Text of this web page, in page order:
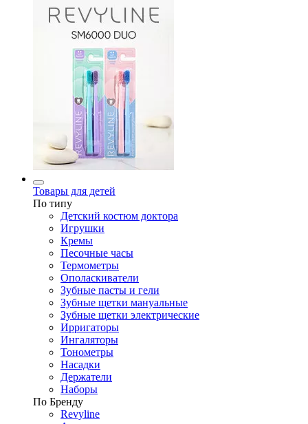
Товары для детей
По типу
Детский костюм доктора
Игрушки
Кремы
Песочные часы
Термометры
Ополаскиватели
Зубные пасты и гели
Зубные щетки мануальные
Зубные щетки электрические
Ирригаторы
Ингаляторы
Тонометры
Насадки
Держатели
Наборы
По Бренду
Revyline